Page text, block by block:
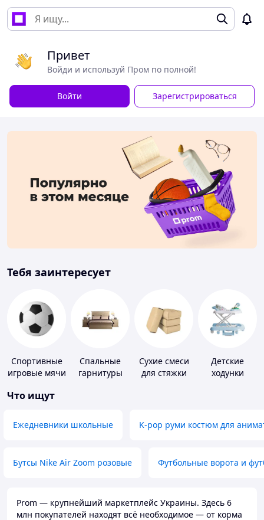
Привет
Войди и используй Пром по полной!
Войти Зарегистрироваться
Тебя заинтересует
Спортивные
игровые мячи
Спальные
гарнитуры
Сухие смеси
для стяжки
Детские
ходунки
Что ищут
Ежедневники школьные K-pop руми костюм для
Бутсы Nike Air Zoom розовые Футбольные ворота и
Prom — крупнейший маркетплейс Украины. Здесь 6
млн покупателей находят всё необходимое — от корма